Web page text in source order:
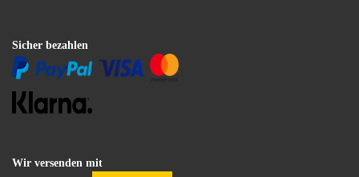
Sicher bezahlen
Wir versenden mit